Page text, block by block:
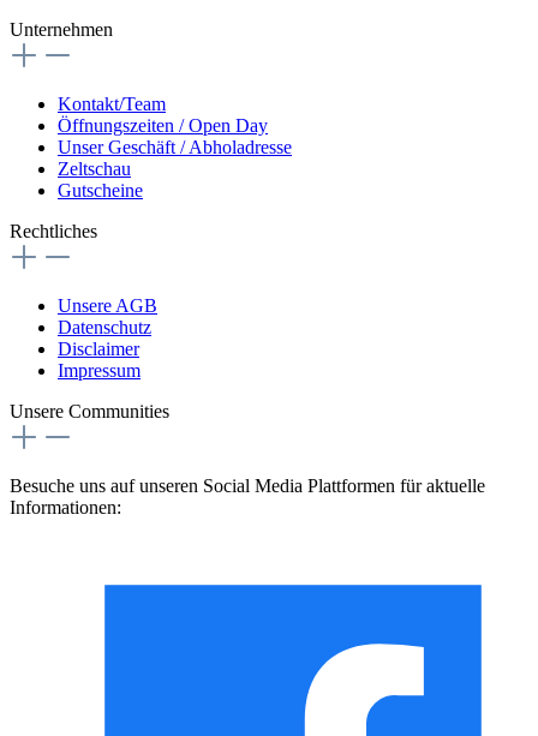
Unternehmen
Kontakt/Team
Öffnungszeiten / Open Day
Unser Geschäft / Abholadresse
Zeltschau
Gutscheine
Rechtliches
Unsere AGB
Datenschutz
Disclaimer
Impressum
Unsere Communities
Besuche uns auf unseren Social Media Plattformen für aktuelle
Informationen: